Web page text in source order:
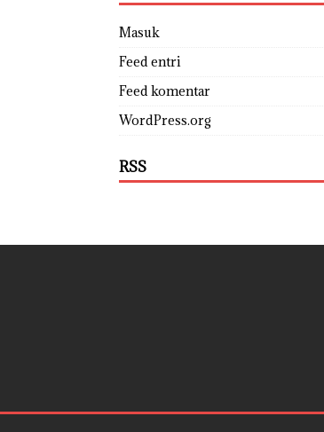
Masuk
Feed entri
Feed komentar
WordPress.org
RSS